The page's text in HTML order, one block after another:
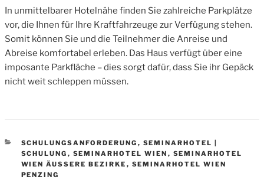
In unmittelbarer Hotelnähe finden Sie zahlreiche Parkplätze
vor, die Ihnen für Ihre Kraftfahrzeuge zur Verfügung stehen.
Somit können Sie und die Teilnehmer die Anreise und
Abreise komfortabel erleben. Das Haus verfügt über eine
imposante Parkfläche – dies sorgt dafür, dass Sie ihr Gepäck
nicht weit schleppen müssen.
CATEGORIES
SCHULUNGSANFORDERUNG , SEMINARHOTEL |
SCHULUNG , SEMINARHOTEL WIEN , SEMINARHOTEL
WIEN ÄUSSERE BEZIRKE
, SEMINARHOTEL WIEN
PENZING